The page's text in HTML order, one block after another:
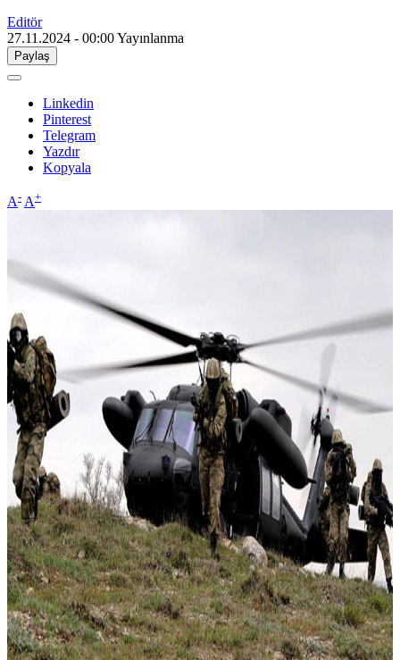
Editör
27.11.2024 - 00:00Yayınlanma
Paylaş
Linkedin
Pinterest
Telegram
Yazdır
Kopyala
A- A+